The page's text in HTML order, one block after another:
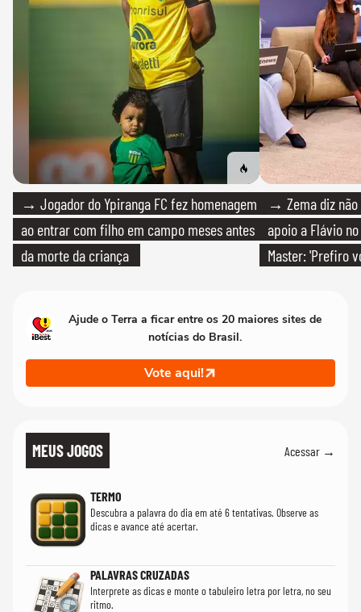
→ Jogador do Ypiranga FC fez homenagem
ao entrar com filho em campo meses antes
da morte da criança
→ Zema diz
apoio a Flávio
Master: 'Prefiro
Ajude o Terra a ficar entre os 20 maiores sites de
notícias do Brasil.
Vote aqui!
MEUS JOGOS Acessar →
TERMO
Descubra a palavra do dia em até 6 tentativas. Observe as
dicas e avance até acertar.
PALAVRAS CRUZADAS
Interprete as dicas e monte o tabuleiro letra por letra, no seu
ritmo.